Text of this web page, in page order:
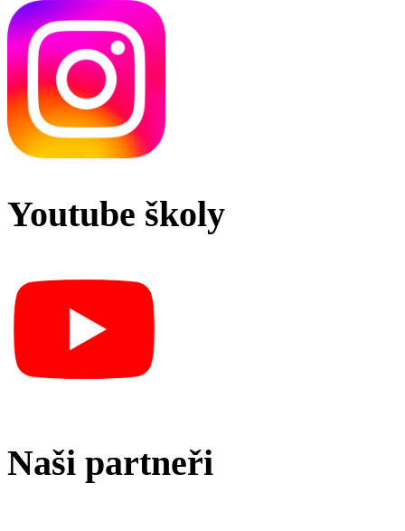
Youtube školy
Naši partneři